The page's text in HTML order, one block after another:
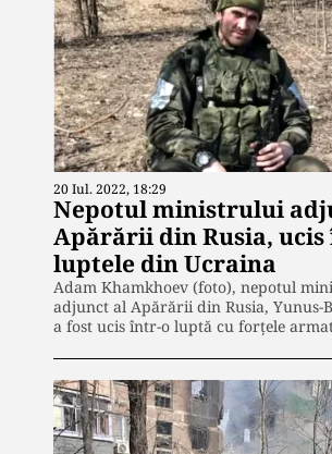
20 Iul. 2022, 18:29
Nepotul ministrului
Apărării din Rusia, ucis
luptele din Ucraina
Adam Khamkhoev (foto), nepotul
adjunct al Apărării din Rusia, Yunus-
a fost ucis într-o luptă cu forțele